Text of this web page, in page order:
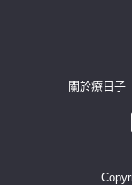
關於療日子